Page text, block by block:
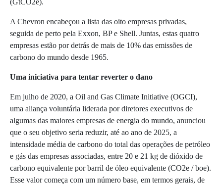
(GtCO2e).
A Chevron encabeçou a lista das oito empresas privadas,
seguida de perto pela Exxon, BP e Shell. Juntas, estas quatro
empresas estão por detrás de mais de 10% das emissões de
carbono do mundo desde 1965.
Uma iniciativa para tentar reverter o dano
Em julho de 2020, a Oil and Gas Climate Initiative (OGCI),
uma aliança voluntária liderada por diretores executivos de
algumas das maiores empresas de energia do mundo, anunciou
que o seu objetivo seria reduzir, até ao ano de 2025, a
intensidade média de carbono do total das operações de petróleo
e gás das empresas associadas, entre 20 e 21 kg de dióxido de
carbono equivalente por barril de óleo equivalente (CO2e / boe).
Esse valor começa com um número base, em termos gerais, de